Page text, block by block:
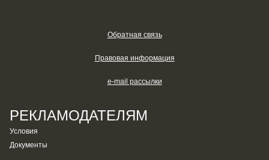
РЕКЛАМОДАТЕЛЯМ
Условия
Документы
Обратная связь
Правовая информация
e-mail рассылки